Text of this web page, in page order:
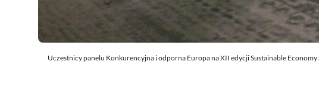
Uczestnicy panelu Konkurencyjna i odporna Europa na XII edycji Sustainable